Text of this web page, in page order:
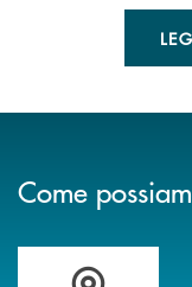
Come
Accedi all' elenco